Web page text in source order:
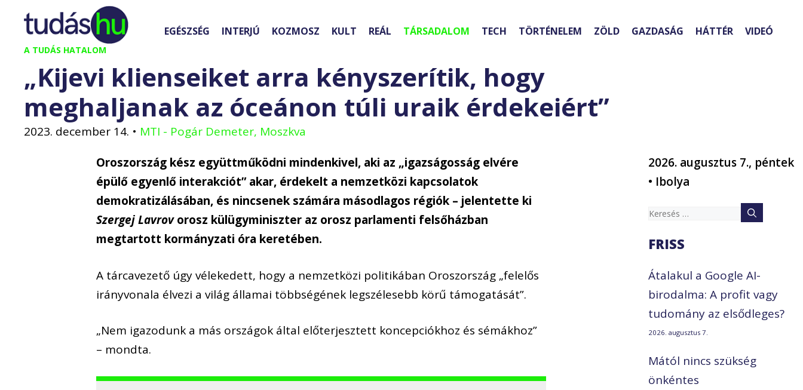
Kilépés
tartalomba
A TUDÁS HATALOM
EGÉSZSÉG INTERJÚ KOZMOSZ KULT REÁL TÁRSADALOM TECH TÖRTÉNELEM ZÖLD GAZDASÁG HÁTTÉR VIDEÓ
„Kijevi klienseiket arra kényszerítik, hogy
meghaljanak az óceánon túli uraik érdekeiért”
2023. december 14. • MTI - Pogár Demeter, Moszkva
Oroszország kész együttműködni mindenkivel, aki az „igazságosság elvére
épülő egyenlő interakciót” akar, érdekelt a nemzetközi kapcsolatok
demokratizálásában, és nincsenek számára másodlagos régiók – jelentette ki
Szergej Lavrovorosz külügyminiszter az orosz parlamenti felsőházban
megtartott kormányzati óra keretében.
A tárcavezető úgy vélekedett, hogy a nemzetközi politikában Oroszország „felelős
irányvonala élvezi a világ államai többségének legszélesebb körű támogatását”.
„Nem igazodunk a más országok által előterjesztett koncepciókhoz és sémákhoz”
– mondta.
2026. augusztus 7., péntek
• Ibolya
Keresés:
FRISS
Átalakul a Google AI-
birodalma: A profit vagy
tudomány az elsődleges?
2026. augusztus 7.
Mától nincs szükség
önkéntes